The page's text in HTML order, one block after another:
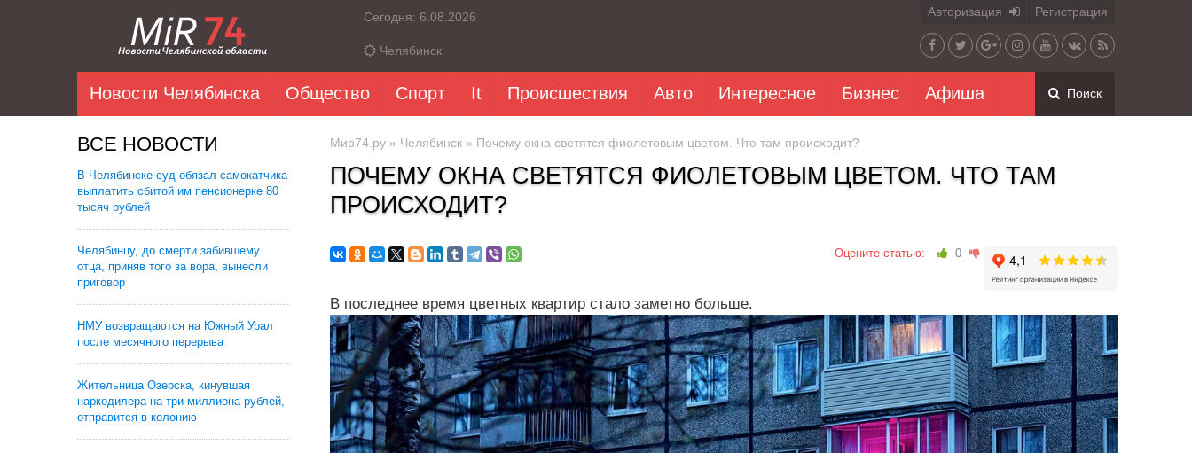
Сегодня: 6.08.2026
Челябинск
Авторизация Регистрация
Новости Челябинска Общество Спорт It Происшествия Авто Интересное Бизнес Афиша Поиск
ВСЕ НОВОСТИ
В Челябинске суд обязал самокатчика
выплатить сбитой им пенсионерке 80
тысяч рублей
Челябинцу, до смерти забившему
отца, приняв того за вора, вынесли
приговор
НМУ возвращаются на Южный Урал
после месячного перерыва
Жительница Озерска, кинувшая
наркодилера на три миллиона рублей,
отправится в колонию
Мир74.ру » Челябинск » Почему окна светятся фиолетовым цветом. Что там происходит?
ПОЧЕМУ ОКНА СВЕТЯТСЯ ФИОЛЕТОВЫМ ЦВЕТОМ. ЧТО ТАМ
ПРОИСХОДИТ?
Оцените статью: 0
В последнее время цветных квартир стало заметно больше.